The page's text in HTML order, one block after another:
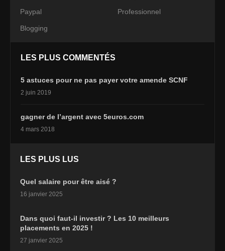
Paypal Professionnel
Blogging
LES PLUS COMMENTÉS
5 astuces pour ne pas payer votre amende SCNF
2 juin 2019
gagner de l’argent avec 5euros.com
4 mars 2018
LES PLUS LUS
Quel salaire pour être aisé ?
16 janvier 2025
Dans quoi faut-il investir ? Les 10 meilleurs
placements en 2025 !
27 janvier 2025